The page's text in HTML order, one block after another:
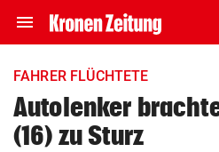
menu Navigation
ein-/ausklappen
account_circle Anmelden
FAHRER FLÜCHTETE
Autolenker
(16) zu Sturz